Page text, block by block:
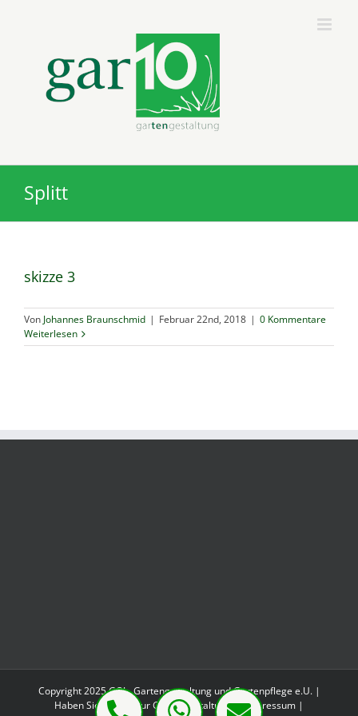
Splitt
skizze 3
Von Johannes Braunschmid | Februar 22nd, 2018 | 0 Kommentare
Weiterlesen
Copyright 2025 GO! - Gartengestaltung und Gartenpflege e.U. |
Haben Sie Fragen zur Gartengestaltung?|Impressum |